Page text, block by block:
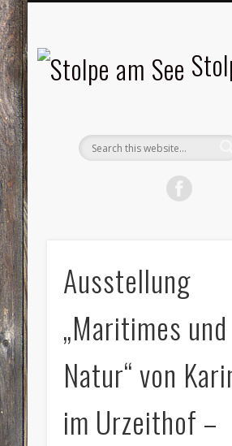
Ausstellung
„Maritimes und
Natur“ von
im Urzeithof –